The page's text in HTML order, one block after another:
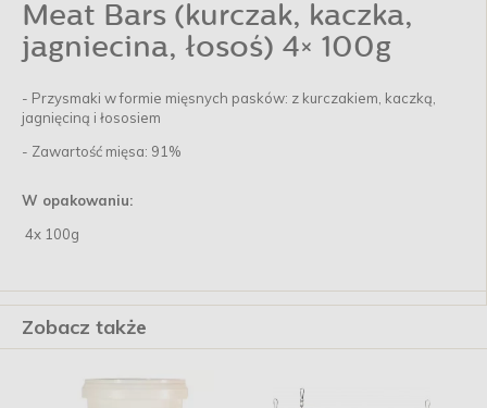
Meat Bars (kurczak, kaczka,
jagniecina, łosoś) 4× 100g
- Przysmaki w formie mięsnych pasków: z kurczakiem, kaczką,
jagnięciną i łososiem
- Zawartość mięsa: 91%
W opakowaniu:
4x 100g
Zobacz także